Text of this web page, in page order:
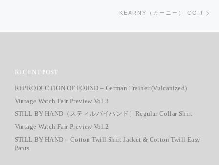
KEARNY（カーニー） COIT
RECENT POST
REPRODUCTION OF FOUND – German Trainer (Vulcanized)
Vintage Watch Fair Preview Vol.3
STILL BY HAND（スティルバイハンド）Regular Collar Shirt
Vintage Watch Fair Preview Vol.2
STILL BY HAND – Cotton Twill Shirt Jacket & Cotton Twill Easy
Pants